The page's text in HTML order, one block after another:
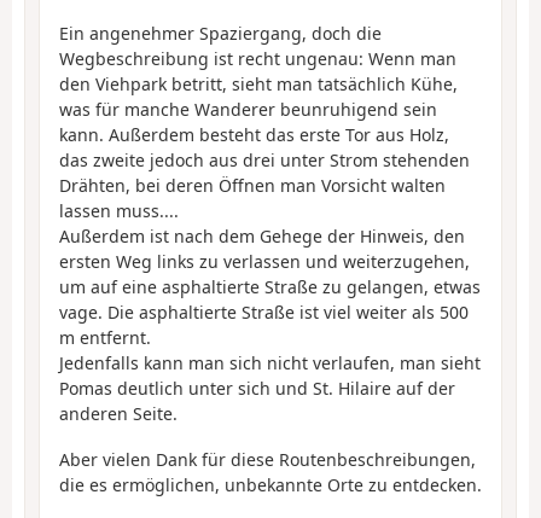
Ein angenehmer Spaziergang, doch die
Wegbeschreibung ist recht ungenau: Wenn man
den Viehpark betritt, sieht man tatsächlich Kühe,
was für manche Wanderer beunruhigend sein
kann. Außerdem besteht das erste Tor aus Holz,
das zweite jedoch aus drei unter Strom stehenden
Drähten, bei deren Öffnen man Vorsicht walten
lassen muss....
Außerdem ist nach dem Gehege der Hinweis, den
ersten Weg links zu verlassen und weiterzugehen,
um auf eine asphaltierte Straße zu gelangen, etwas
vage. Die asphaltierte Straße ist viel weiter als 500
m entfernt.
Jedenfalls kann man sich nicht verlaufen, man sieht
Pomas deutlich unter sich und St. Hilaire auf der
anderen Seite.
Aber vielen Dank für diese Routenbeschreibungen,
die es ermöglichen, unbekannte Orte zu entdecken.